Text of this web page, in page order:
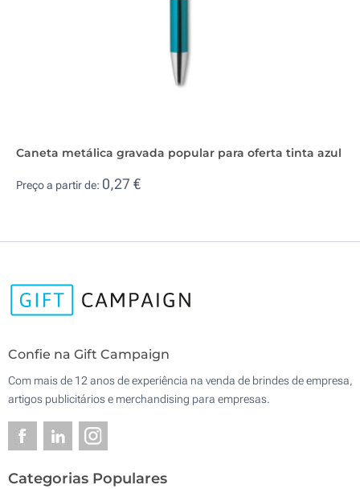
Caneta metálica gravada popular para oferta tinta azul
Preço a partir de: 0,27 €
Confie na Gift Campaign
Com mais de 12 anos de experiência na venda de brindes de empresa,
artigos publicitários e merchandising para empresas.
Categorias Populares